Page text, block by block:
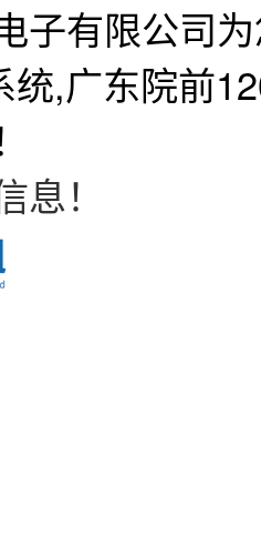
子有限公司
统,广东院前
！